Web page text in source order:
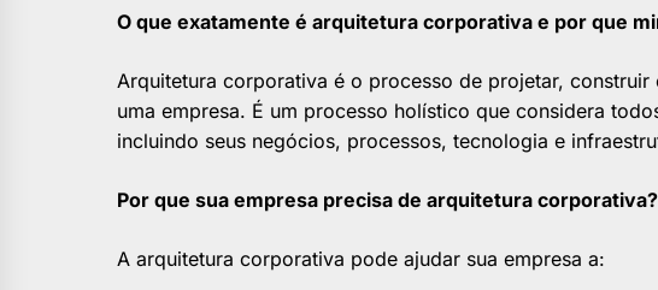
O que exatamente é arquitetura corporativa e por que
Arquitetura corporativa é o processo de projetar, construir
uma empresa. É um processo holístico que considera
incluindo seus negócios, processos, tecnologia e
Por que sua empresa precisa de arquitetura corporativa?
A arquitetura corporativa pode ajudar sua empresa a: